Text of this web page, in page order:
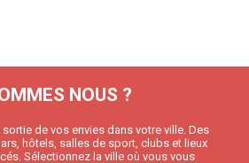
NOUS ?
sortie de vos envies dans votre ville. Des
hôtels, salles de sport, clubs et lieux
Sélectionnez la ville où vous vous